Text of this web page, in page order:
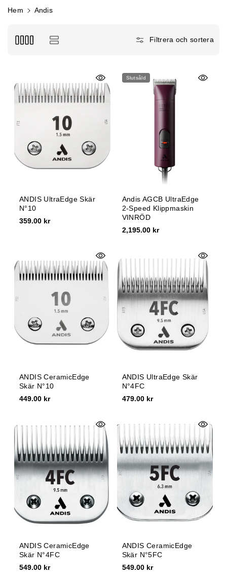
e
Hem Andis
Filtrera och sortera
ANDIS UltraEdge Skär
N°10
359.00 kr
Slutsåld
Andis AGCB UltraEdge
2-Speed Klippmaskin
VINRÖD
2,195.00 kr
ANDIS CeramicEdge
Skär N°10
449.00 kr
ANDIS UltraEdge Skär
N°4FC
479.00 kr
ANDIS CeramicEdge
Skär N°4FC
549.00 kr
ANDIS CeramicEdge
Skär N°5FC
549.00 kr